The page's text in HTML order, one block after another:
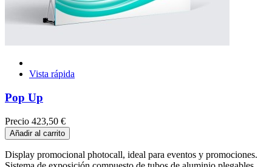
Vista rápida
Pop Up
Precio 423,50 €
Añadir al carrito
Display promocional photocall, ideal para eventos y promociones.